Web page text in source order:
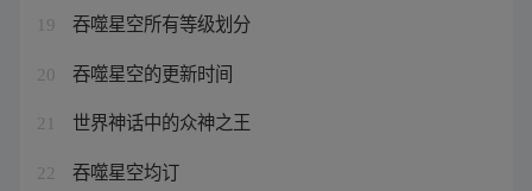
19 吞噬星空所有等级划分
20 吞噬星空的更新时间
21 世界神话中的众神之王
22 吞噬星空均订